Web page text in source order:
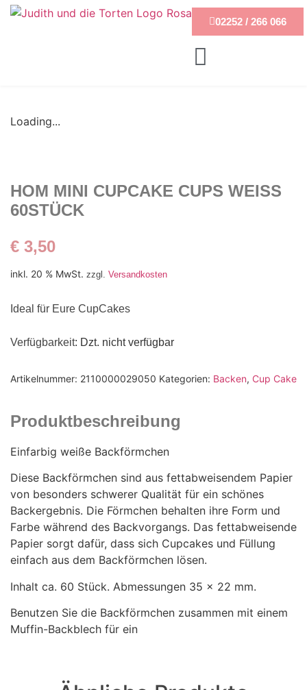
02252 / 266 066
Loading...
HOM MINI CUPCAKE CUPS WEISS
60STÜCK
€ 3,50
inkl. 20 % MwSt. zzgl. Versandkosten
Ideal für Eure CupCakes
Verfügbarkeit: Dzt. nicht verfügbar
Artikelnummer: 2110000029050 Kategorien: Backen, Cup Cake
Produktbeschreibung
Einfarbig weiße Backförmchen
Diese Backförmchen sind aus fettabweisendem Papier
von besonders schwerer Qualität für ein schönes
Backergebnis. Die Förmchen behalten ihre Form und
Farbe während des Backvorgangs. Das fettabweisende
Papier sorgt dafür, dass sich Cupcakes und Füllung
einfach aus dem Backförmchen lösen.
Inhalt ca. 60 Stück. Abmessungen 35 x 22 mm.
Benutzen Sie die Backförmchen zusammen mit einem
Muffin-Backblech für ein